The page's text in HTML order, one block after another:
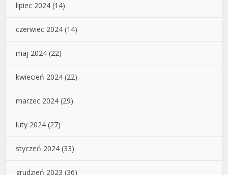
lipiec 2024 (14)
czerwiec 2024 (14)
maj 2024 (22)
kwiecień 2024 (22)
marzec 2024 (29)
luty 2024 (27)
styczeń 2024 (33)
grudzień 2023 (36)